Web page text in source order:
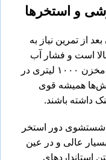
و استخرها
از تمرین نیاز به
است و فشار آب
شهری گاهی جواب نمی‌دهد. نصب یک مخزن ۱۰۰۰ لیتری در
همیشه قوی
داشته باشند.
شستشوی دور استخر
عالی و در عین
استانداردهای